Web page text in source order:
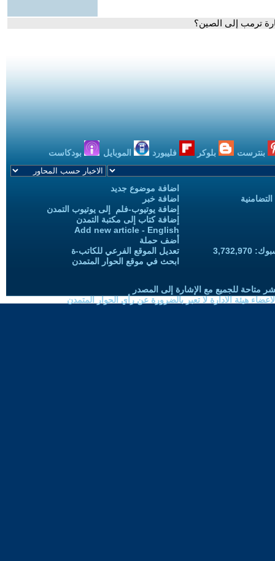
ترمب إلى الصين؟
بنترست بلوكر فليبورد الموبايل بودكاست
اضافة موضوع جديد
اضافة خبر
إضافة يوتيوب-فلم إلى يوتيوب التمدن
إضافة كتاب إلى مكتبة التمدن
Add new article - English
أضف حملة
تعديل الموقع الفرعي للكاتب-ة
ابحث في موقع الحوار المتمدن
متاحة للجميع مع الإشارة إلى المصدر
هيئة الادارة لا تعبر بالضرورة عن رأي الحوار المتمدن